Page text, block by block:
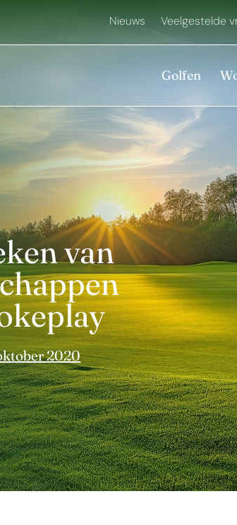
Nieuws Veelgestelde
Golfen
van
2020